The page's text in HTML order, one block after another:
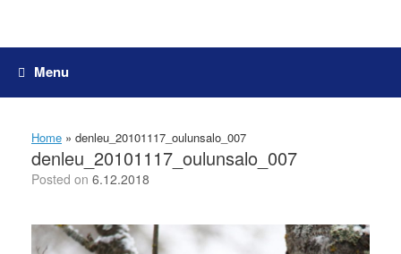
Menu
Home » denleu_20101117_oulunsalo_007
denleu_20101117_oulunsalo_007
Posted on 6.12.2018